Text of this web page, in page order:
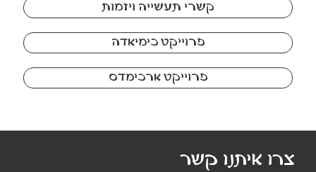
קשרי תעשייה ויזמות
פרוייקט כימיאדה
פרוייקט ארכימדס
צרו איתנו קשר